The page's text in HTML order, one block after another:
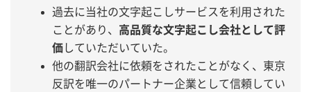
過去に当社の文字起こしサービスを利用された
ことがあり、 高品質な文字起こし会社として評
価していただいていた。
他の翻訳会社に依頼をされたことがなく、東京
反訳を唯一のパートナー企業として信頼してい